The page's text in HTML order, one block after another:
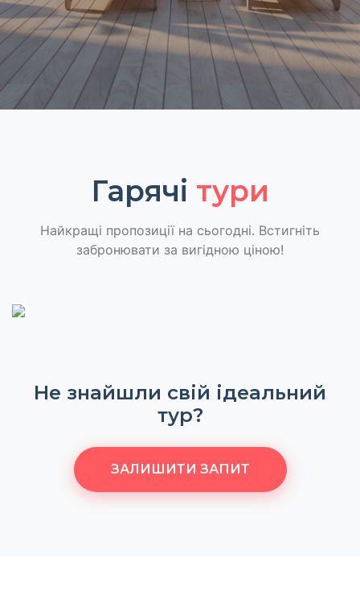
Гарячі тури
Найкращі пропозиції на сьогодні. Встигніть
забронювати за вигідною ціною!
Не знайшли свій ідеальний
тур?
ЗАЛИШИТИ ЗАПИТ